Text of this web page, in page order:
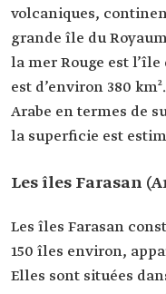
volcaniques,
grande île du
la mer Rouge est
est d’environ 380
Arabe en termes de
la superficie est
Les îles Farasan
Les îles Farasan
150 îles environ,
Elles sont situées